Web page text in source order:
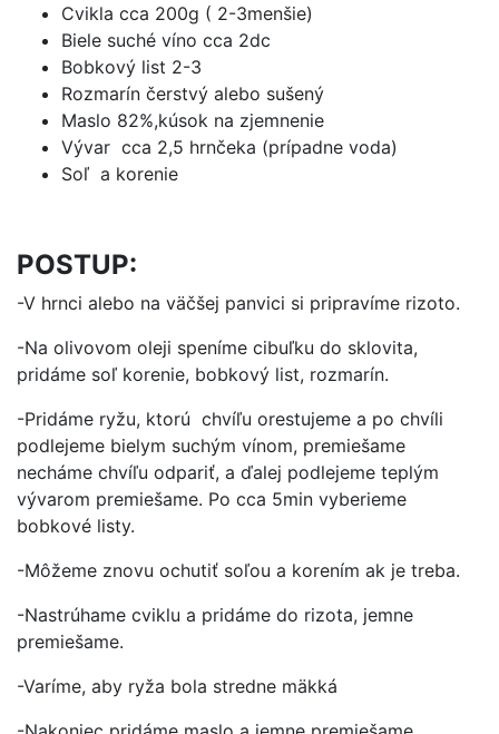
Cvikla cca 200g ( 2-3menšie)
Biele suché víno cca 2dc
Bobkový list 2-3
Rozmarín čerstvý alebo sušený
Maslo 82%,kúsok na zjemnenie
Vývar cca 2,5 hrnčeka (prípadne voda)
Soľ a korenie
POSTUP:
-V hrnci alebo na väčšej panvici si pripravíme rizoto.
-Na olivovom oleji speníme cibuľku do sklovita,
pridáme soľ korenie, bobkový list, rozmarín.
-Pridáme ryžu, ktorú chvíľu orestujeme a po chvíli
podlejeme bielym suchým vínom, premiešame
necháme chvíľu odpariť, a ďalej podlejeme teplým
vývarom premiešame. Po cca 5min vyberieme
bobkové listy.
-Môžeme znovu ochutiť soľou a korením ak je treba.
-Nastrúhame cviklu a pridáme do rizota, jemne
premiešame.
-Varíme, aby ryža bola stredne mäkká